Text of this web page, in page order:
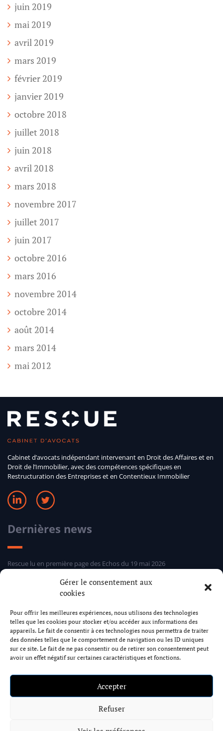
Gérer le consentement aux
cookies
Pour offrir les meilleures expériences, nous utilisons des technologies
telles que les cookies pour stocker et/ou accéder aux informations des
appareils. Le fait de consentir à ces technologies nous permettra de traiter
des données telles que le comportement de navigation ou les ID uniques
sur ce site. Le fait de ne pas consentir ou de retirer son consentement peut
avoir un effet négatif sur certaines caractéristiques et fonctions.
Accepter
Refuser
juin 2019
mai 2019
avril 2019
mars 2019
février 2019
janvier 2019
octobre 2018
juillet 2018
juin 2018
avril 2018
mars 2018
novembre 2017
juillet 2017
juin 2017
octobre 2016
mars 2016
novembre 2014
octobre 2014
août 2014
mars 2014
mai 2012
Cabinet d’avocats indépendant intervenant en Droit des Affaires et en
Droit de l’Immobilier, avec des compétences spécifiques en
Restructuration des Entreprises et en Contentieux Immobilier
Dernières news
Rescue lu en première page des Echos du 19 mai 2026
Sélection hebdomadaire Rescue d’Entreprises Distress 24 mars 2026
Sélection hebdomadaire Rescue d’Entreprises Distress 5 mars 2026
Cabinet Rescue
17 rue Dumont d’Urville 75116 Paris
+33 1 73 79 58 89